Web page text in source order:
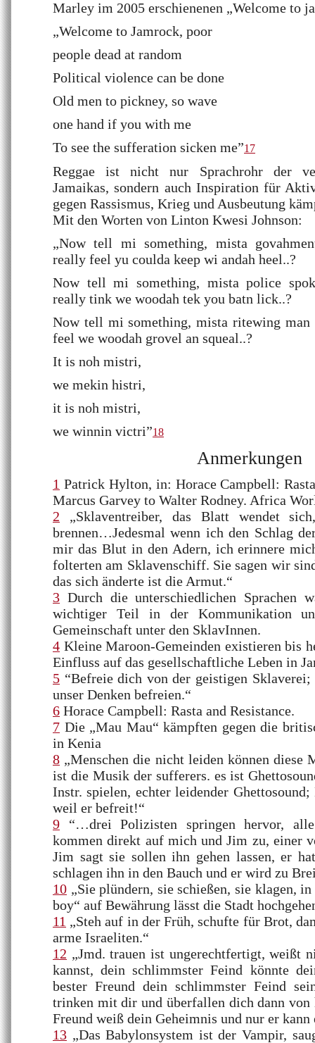
Marley im 2005 erschienenen „Welcome to
„Welcome to Jamrock, poor
people dead at random
Political violence can be done
Old men to pickney, so wave
one hand if you with me
To see the sufferation sicken me”17
Reggae ist nicht nur Sprachrohr der
Jamaikas, sondern auch Inspiration für
gegen Rassismus, Krieg und Ausbeutung
Mit den Worten von Linton Kwesi Johnson:
„Now tell mi something, mista
really feel yu coulda keep wi andah heel..?
Now tell mi something, mista police
really tink we woodah tek you batn lick..?
Now tell mi something, mista ritewing
feel we woodah grovel an squeal..?
It is noh mistri,
we mekin histri,
it is noh mistri,
we winnin victri”18
Anmerkungen
1 Patrick Hylton, in: Horace Campbell:
Marcus Garvey to Walter Rodney. Africa
2 „Sklaventreiber, das Blatt wendet
brennen…Jedesmal wenn ich den Schlag
mir das Blut in den Adern, ich erinnere
folterten am Sklavenschiff. Sie sagen wir
das sich änderte ist die Armut.“
3 Durch die unterschiedlichen Sprachen
wichtiger Teil in der Kommunikation
Gemeinschaft unter den SklavInnen.
4 Kleine Maroon-Gemeinden existieren bis
Einfluss auf das gesellschaftliche Leben in
5 “Befreie dich von der geistigen
unser Denken befreien.“
6 Horace Campbell: Rasta and Resistance.
7 Die „Mau Mau“ kämpften gegen die
in Kenia
8 „Menschen die nicht leiden können diese
ist die Musik der sufferers. es ist
Instr. spielen, echter leidender
weil er befreit!“
9 “…drei Polizisten springen hervor,
kommen direkt auf mich und Jim zu, einer
Jim sagt sie sollen ihn gehen lassen, er
schlagen ihn in den Bauch und er wird zu
10 „Sie plündern, sie schießen, sie klagen,
boy“ auf Bewährung lässt die Stadt
11 „Steh auf in der Früh, schufte für Brot,
arme Israeliten.“
12 „Jmd. trauen ist ungerechtfertigt, weißt
kannst, dein schlimmster Feind könnte
bester Freund dein schlimmster Feind
trinken mit dir und überfallen dich dann von
Freund weiß dein Geheimnis und nur er kann
13 „Das Babylonsystem ist der Vampir,